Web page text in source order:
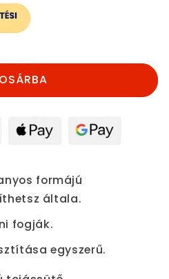
formájú
általa.
fogják.
egyszerű.